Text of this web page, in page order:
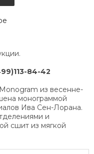
84-42
из весенне-
монограммой
Ива Сен-Лорана.
и
сшит из мягкой